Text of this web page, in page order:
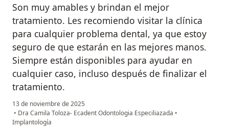
Son muy amables y brindan el mejor
tratamiento. Les recomiendo visitar la clínica
para cualquier problema dental, ya que estoy
seguro de que estarán en las mejores manos.
Siempre están disponibles para ayudar en
cualquier caso, incluso después de finalizar el
tratamiento.
13 de noviembre de 2025
• Dra Camila Toloza- Ecadent Odontologia Especiliazada •
Implantología